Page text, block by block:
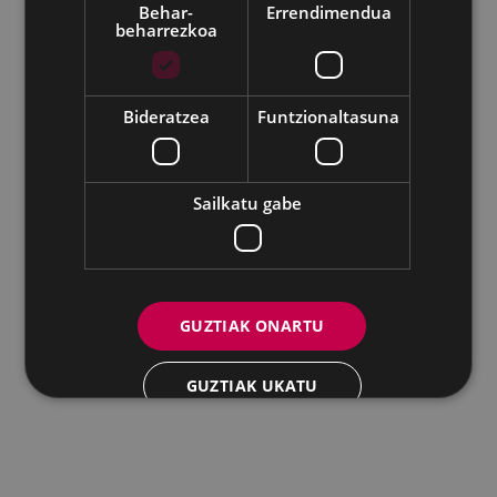
Udalaren sare sozial guztiak
Eibarko Andretxea - Isasi kalea, 11 | 20600 Eibar
Andretxea: 943 54 39 38Berdintasuna: 943 70 84 40
andretxea@eibar.eus
berdintasuna@eibar.eus
IFZ: P2003100A | DIR3 L01200300
Behar-
beharrezkoa
Errendimendua
Bideratzea Funtzionaltasuna
Sailkatu gabe
GUZTIAK ONARTU
GUZTIAK UKATU